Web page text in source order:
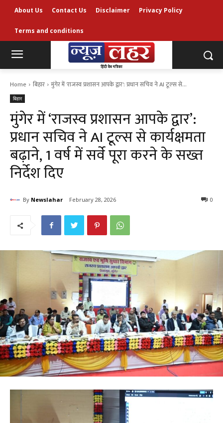
About Us Contact Us Disclaimer Privacy Policy
Terms and conditions
Home बिहार मुंगेर में 'राजस्व प्रशासन आपके द्वार': प्रधान सचिव ने AI टूल्स से...
बिहार
मुंगेर में ‘राजस्व प्रशासन आपके द्वार’:
प्रधान सचिव ने AI टूल्स से कार्यक्षमता
बढ़ाने, 1 वर्ष में सर्वे पूरा करने के सख्त
निर्देश दिए
By Newslahar February 28, 2026 0